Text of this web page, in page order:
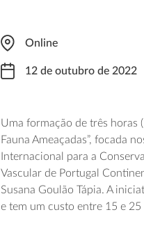
Online
12 de outubro de 2022
Uma formação de três horas
Fauna Ameaçadas”, focada
Internacional para a
Vascular de Portugal
Susana Goulão Tápia. A
e tem um custo entre 15 e